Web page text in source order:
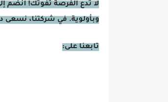
لا تدع الفرصة تفوتك! انضم
وبأولوية. في شركتنا، نسعى
تابعنا على: